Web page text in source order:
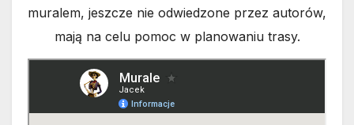
muralem, jeszcze nie odwiedzone przez autorów,
mają na celu pomoc w planowaniu trasy.